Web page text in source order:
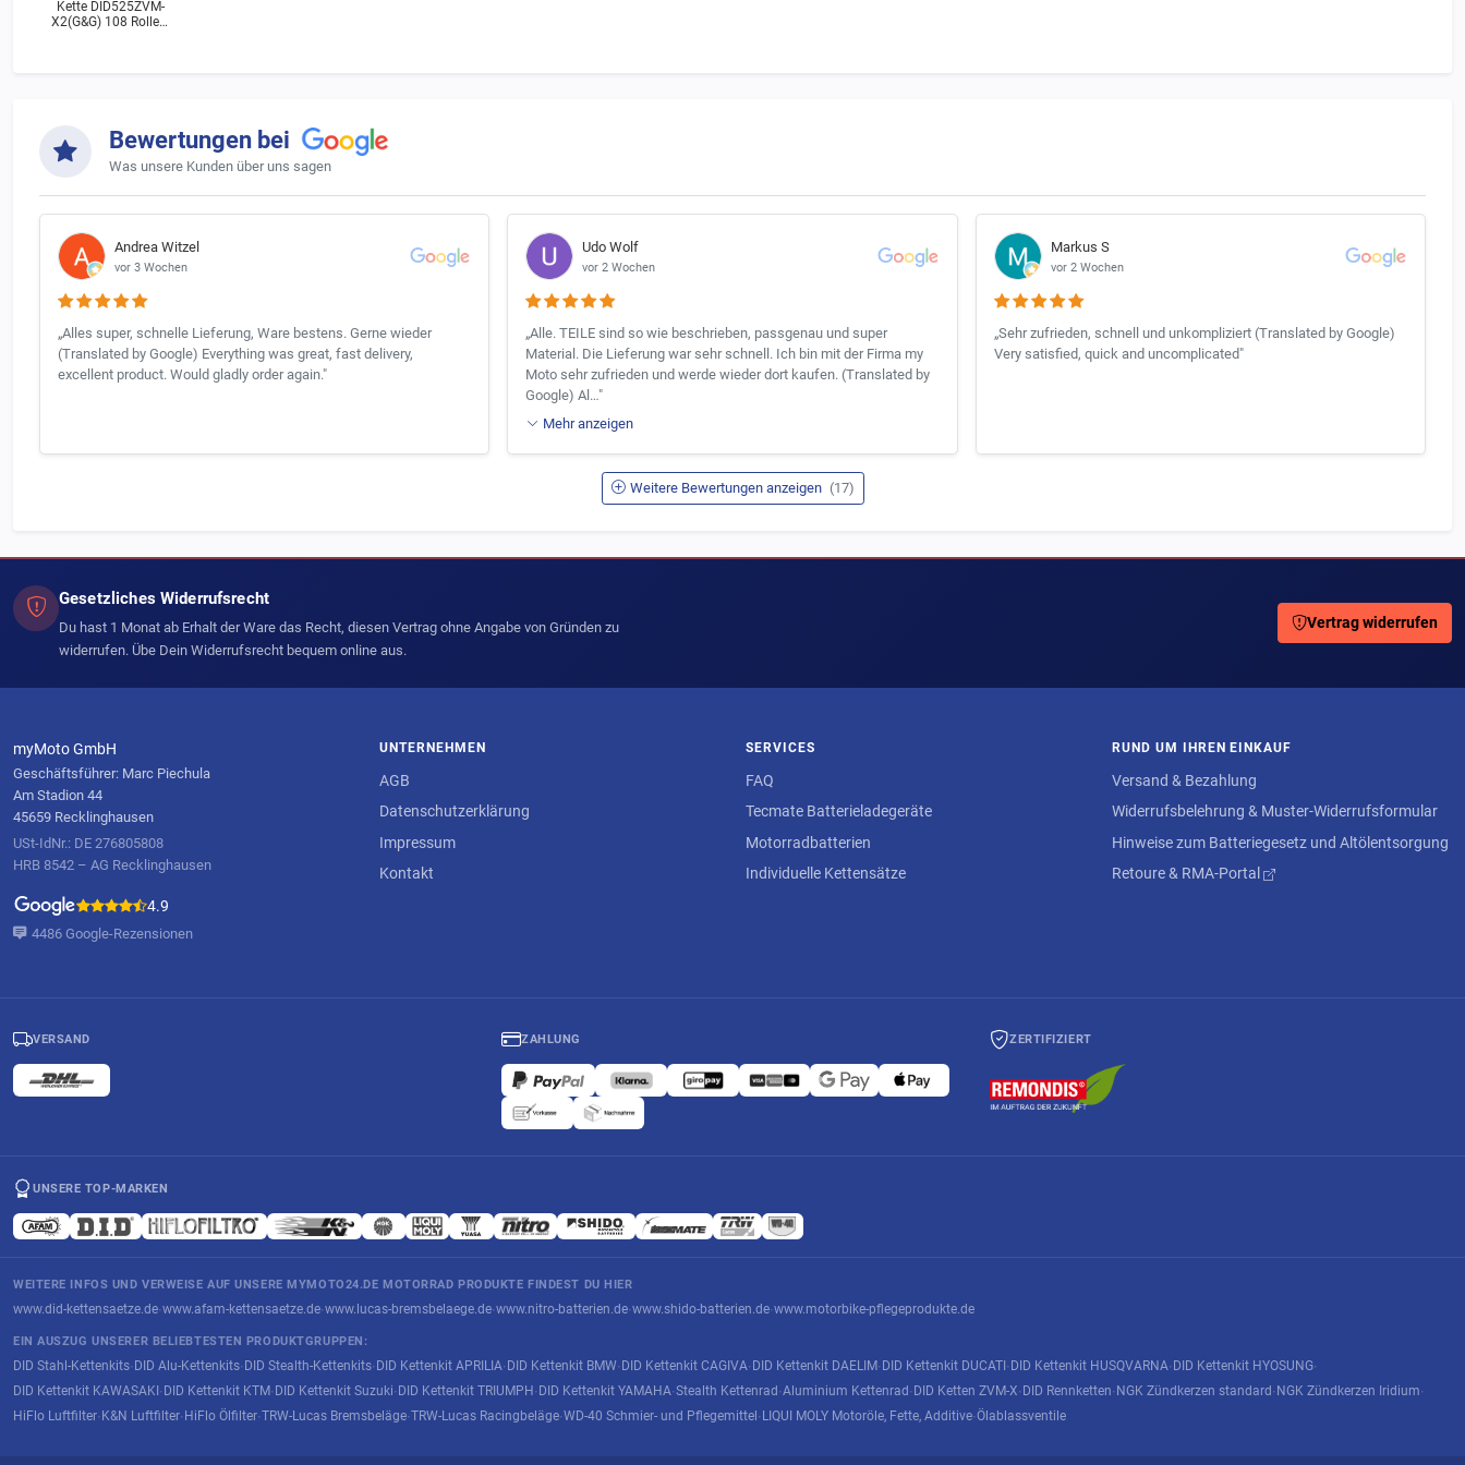
Kette DID525ZVM-
X2(G&G) 108 Rollen,
Bewertungen bei
Was unsere Kunden über uns sagen
Andrea Witzel
vor 3 Wochen
„Alles super, schnelle Lieferung, Ware bestens. Gerne wieder
(Translated by Google) Everything was great, fast delivery,
excellent product. Would gladly order again."
Udo Wolf
vor 2 Wochen
„Alle. TEILE sind so wie beschrieben, passgenau und super
Material. Die Lieferung war sehr schnell. Ich bin mit der Firma my
Moto sehr zufrieden und werde wieder dort kaufen. (Translated by
Google) Al…"
Mehr anzeigen
Markus S
vor 2 Wochen
„Sehr zufrieden, schnell und unkompliziert (Translated by Google)
Very satisfied, quick and uncomplicated"
Weitere Bewertungen anzeigen (17)
Gesetzliches Widerrufsrecht
Du hast 1 Monat ab Erhalt der Ware das Recht, diesen Vertrag ohne Angabe von Gründen zu
widerrufen. Übe Dein Widerrufsrecht bequem online aus.
Vertrag widerrufen
myMoto GmbH
Geschäftsführer: Marc Piechula
Am Stadion 44
45659 Recklinghausen
USt-IdNr.: DE 276805808
HRB 8542 – AG Recklinghausen
4.9
4486 Google-Rezensionen
UNTERNEHMEN
AGB
Datenschutzerklärung
Impressum
Kontakt
SERVICES
FAQ
Tecmate Batterieladegeräte
Motorradbatterien
Individuelle Kettensätze
RUND UM IHREN EINKAUF
Versand & Bezahlung
Widerrufsbelehrung & Muster-Widerrufsformular
Hinweise zum Batteriegesetz und Altölentsorgung
Retoure & RMA-Portal
VERSAND ZAHLUNG ZERTIFIZIERT
UNSERE TOP-MARKEN
WEITERE INFOS UND VERWEISE AUF UNSERE MYMOTO24.DE MOTORRAD PRODUKTE FINDEST DU HIER
www.did-kettensaetze.de·www.afam-kettensaetze.de·www.lucas-bremsbelaege.de·www.nitro-batterien.de·www.shido-batterien.de·www.motorbike-pflegeprodukte.de
EIN AUSZUG UNSERER BELIEBTESTEN PRODUKTGRUPPEN:
DID Stahl-Kettenkits· DID Alu-Kettenkits· DID Stealth-Kettenkits· DID Kettenkit APRILIA· DID Kettenkit BMW· DID Kettenkit CAGIVA· DID Kettenkit DAELIM· DID Kettenkit DUCATI· DID Kettenkit HUSQVARNA· DID Kettenkit HYOSUNG·
DID Kettenkit KAWASAKI· DID Kettenkit KTM· DID Kettenkit Suzuki· DID Kettenkit TRIUMPH· DID Kettenkit YAMAHA·Stealth Kettenrad·Aluminium Kettenrad· DID Ketten ZVM-X· DID Rennketten· NGK Zündkerzen standard· NGK Zündkerzen Iridium·
HiFlo Luftfilter· K&N Luftfilter· HiFlo Ölfilter·TRW-Lucas Bremsbeläge·TRW-Lucas Racingbeläge·WD-40 Schmier- und Pflegemittel· LIQUI MOLY Motoröle, Fette, Additive·Ölablassventile